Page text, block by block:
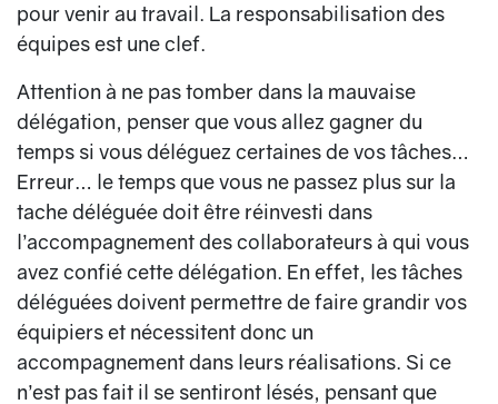
pour venir au travail. La responsabilisation des
équipes est une clef.
Attention à ne pas tomber dans la mauvaise
délégation, penser que vous allez gagner du
temps si vous déléguez certaines de vos tâches…
Erreur… le temps que vous ne passez plus sur la
tache déléguée doit être réinvesti dans
l’accompagnement des collaborateurs à qui vous
avez confié cette délégation. En effet, les tâches
déléguées doivent permettre de faire grandir vos
équipiers et nécessitent donc un
accompagnement dans leurs réalisations. Si ce
n’est pas fait il se sentiront lésés, pensant que